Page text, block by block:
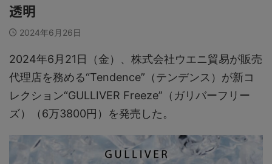
透明
2024年6月26日
2024年6月21日（金）、株式会社ウエニ貿易が販売
代理店を務める“Tendence”（テンデンス）が新コ
レクション“GULLIVER Freeze”（ガリバーフリー
ズ）（6万3800円）を発売した。